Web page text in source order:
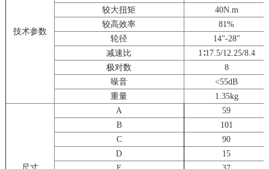
技术参数
较大扭矩
40N.m
较高效率
81%
轮径
14"-28"
减速比
1∶17.5/12.25/8.4
极对数
8
噪音
<55dB
重量
1.35kg
A
59
B
101
C
90
D
15